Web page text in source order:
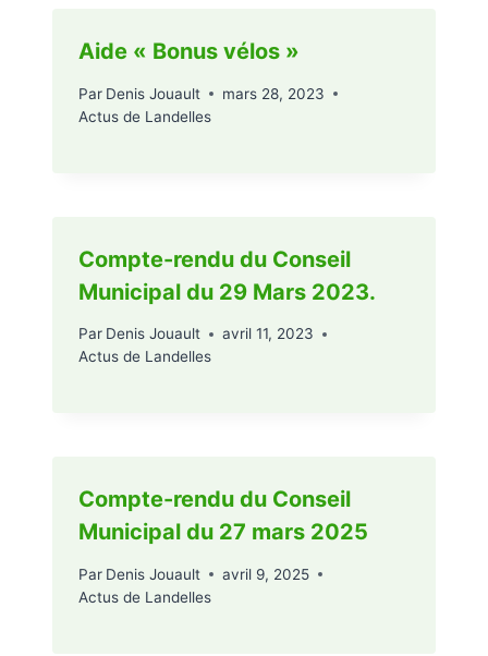
Aide « Bonus vélos »
Par Denis Jouault
mars 28, 2023
Actus de Landelles
Compte-rendu du Conseil
Municipal du 29 Mars 2023.
Par Denis Jouault
avril 11, 2023
Actus de Landelles
Compte-rendu du Conseil
Municipal du 27 mars 2025
Par Denis Jouault
avril 9, 2025
Actus de Landelles